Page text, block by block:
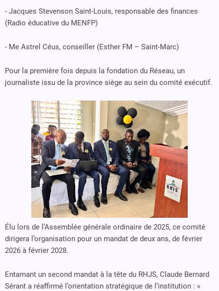
- Jacques Stevenson Saint-Louis, responsable des finances
(Radio éducative du MENFP)
- Me Astrel Céus, conseiller (Esther FM – Saint-Marc)
Pour la première fois depuis la fondation du Réseau, un
journaliste issu de la province siège au sein du comité exécutif.
Élu lors de l’Assemblée générale ordinaire de 2025, ce comité
dirigera l’organisation pour un mandat de deux ans, de février
2026 à février 2028.
Entamant un second mandat à la tête du RHJS, Claude Bernard
Sérant a réaffirmé l’orientation stratégique de l’institution : «